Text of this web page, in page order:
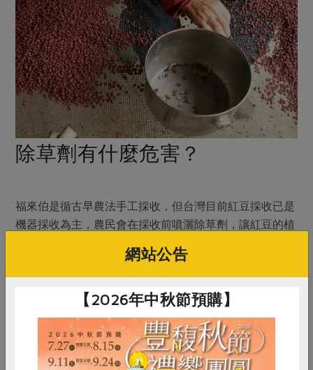
除草劑有什麼危害？
福來伯是循古早農法手工採收，但台灣目前紅豆採收已是
機器採收為主，農民會在採收前噴灑除草劑，讓紅豆的植
然會殺死不必要的草，讓農友採收較便利，但相對的也造
成其他的傷害。
造成藥害，或者部份藥劑殘留於植株本體，這不僅影響到
作物的生長，可能也會讓消費者吃進肚子裡。 二、水土
網站公告
【2026年中秋節預購】